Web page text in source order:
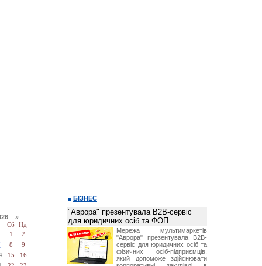
»
Сб
Нд
1
2
8
9
15
16
БІЗНЕС
"Аврора" презентувала B2B-сервіс
для юридичних осіб та ФОП
Мережа мультимаркетів
"Аврора" презентувала B2B-
сервіс для юридичних осіб та
фізичних осіб-підприємців,
який допоможе здійснювати